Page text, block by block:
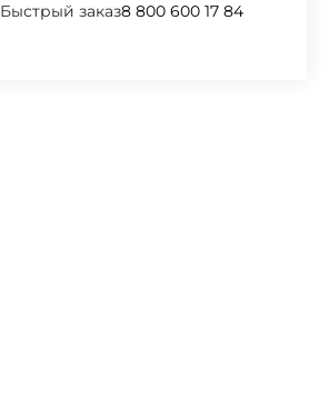
Быстрый заказ8 800 600 17 84